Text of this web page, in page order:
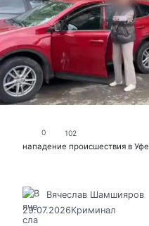
0 102
нападение происшествия в Уфе
Вячеслав Шамшияров
29.07.2026Криминал